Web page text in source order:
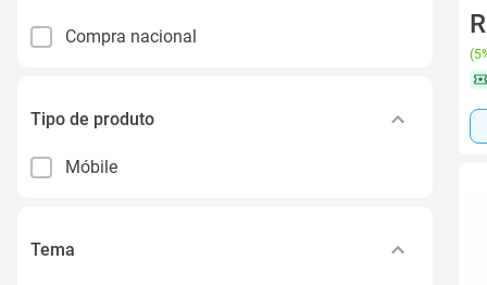
Compra nacional
Tipo de produto
Móbile
Tema
(